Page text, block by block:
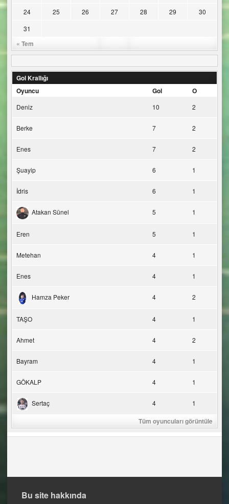
« Tem
24
25 26 27 28 29
30
31
Gol Krallığı
Oyuncu
Gol O
Deniz 10 2
Berke 7 2
Enes 7 2
Şuayip 6 1
İdris 6 1
Atakan Sünel 5 1
Eren 5 1
Metehan 4 1
Enes 4 1
Hamza Peker 4 2
TAŞO 4 1
Ahmet 4 2
Bayram 4 1
GÖKALP 4 1
Sertaç 4 1
Tüm oyuncuları görüntüle
Bu site hakkında